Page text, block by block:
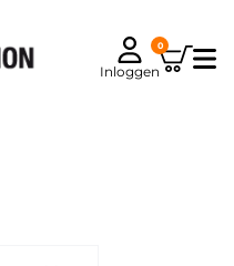
Inloggen
0